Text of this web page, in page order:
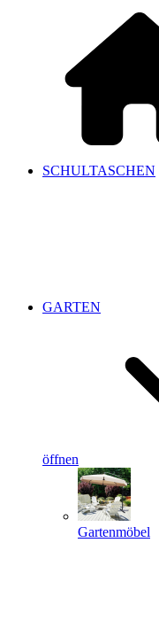
SCHULTASCHEN
GARTEN
öffnen
Gartenmöbel